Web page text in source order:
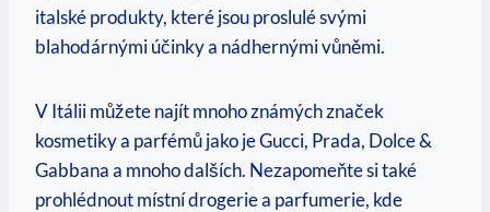
italské produkty, které jsou proslulé svými
blahodárnými účinky a nádhernými vůněmi.
V Itálii můžete najít mnoho známých značek
kosmetiky a parfémů jako je Gucci, Prada, Dolce &
Gabbana a mnoho dalších. Nezapomeňte si také
prohlédnout místní drogerie a parfumerie, kde